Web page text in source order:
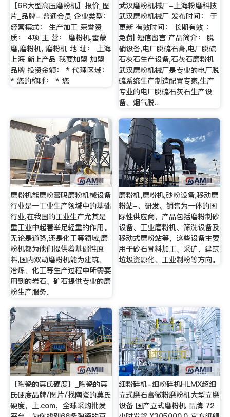
【6R大型高压磨粉机】报价_图
片_品牌- 普通会员 企业类型：
经营模式： 生产加工 荣誉资
质： 4项 主 营： 磨粉机,雷蒙
磨,磨粉机, 磨粉机 地 址： 上海
上海 新上产品 我要加盟 加盟
品牌 投资金额： * 代理区域：
* 您的称呼： * 您
武汉磨粉机械厂-上海粉磨科技
武汉磨粉机械厂 发布时间： 于
更新 有效时间： 长期有效 ：
免费| 短信留言 产品简介： 脱
硝设备,电厂脱硫石膏,电厂脱硫
石灰石生产设备,石灰石磨粉机
武汉磨粉机械厂是专业的电厂脱
硫系统生产制造配置专家,生产
专业的电厂脱硫石灰石生产设
备、烟气脱..
磨粉机能磨粉膏吗磨粉机械设备
行业是一工业生产领域中的基础
行业,在我国的工业生产尤其是
重工业中起着举足轻重的作用。
无论是道路,还是化工等领域,磨
粉机都为他们提供着基础性原
料,国内双动磨粉机能为建筑、
冶炼、化工等生产过程中所需要
用到的岩石、矿石提供专业的磨
粉生产服务。
磨粉机,磨粉机,砂粉设备,移动磨
粉站-、研发、销售为一体的国
际性供应商，产品包括磨粉制砂
设备、工业磨粉机、筛洗设备及
移动式磨粉站等，这些设备主要
用于砂石骨料加工、采矿、建筑
垃圾资源化、工业制粉等方向。
【陶瓷的莫氏硬度】_陶瓷的莫
氏硬度品牌/图片/找陶瓷的莫氏
硬度，上.com，全球采购批发
细粉碎机-细粉碎机HLMX超细
立式磨石膏微粉磨粉机大型立磨
设备 国产立式磨粉机 品牌 72